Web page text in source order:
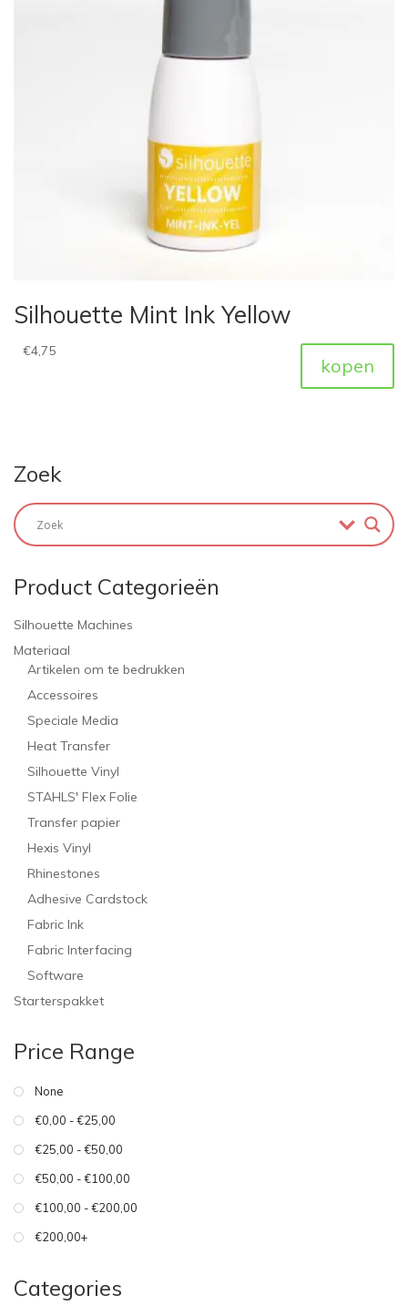
Silhouette Mint Ink Yellow
€4,75
kopen
Zoek
Product Categorieën
Silhouette Machines
Materiaal
Artikelen om te bedrukken
Accessoires
Speciale Media
Heat Transfer
Silhouette Vinyl
STAHLS' Flex Folie
Transfer papier
Hexis Vinyl
Rhinestones
Adhesive Cardstock
Fabric Ink
Fabric Interfacing
Software
Starterspakket
Price Range
None
€0,00 - €25,00
€25,00 - €50,00
€50,00 - €100,00
€100,00 - €200,00
€200,00+
Categories